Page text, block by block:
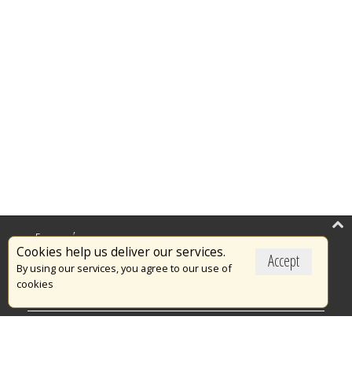
Accept
Cookies help us deliver our services.
By using our services, you agree to our use of
cookies
Επικαιρότητα
Το Πυροσβεστικό Σώμα